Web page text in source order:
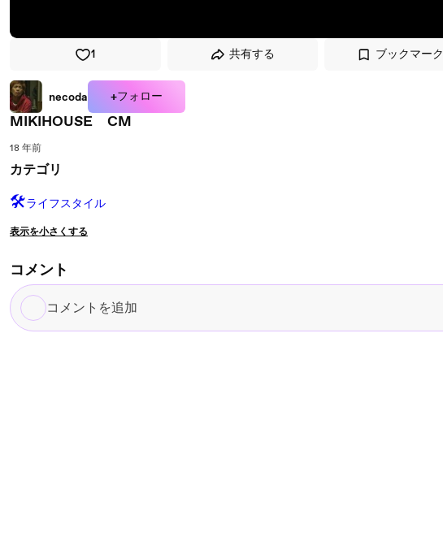
1 共有する ブックマーク
necoda +フォロー
MIKIHOUSE CM
18 年前
カテゴリ
🛠️ライフスタイル
表示を小さくする
コメント
コ
メ